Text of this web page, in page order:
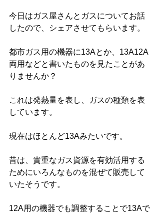
今日はガス屋さんとガスについてお話
したので、シェアさせてもらいます。
都市ガス用の機器に13Aとか、13A12A
両用などと書いたものを見たことがあ
りませんか？
これは発熱量を表し、ガスの種類を表
しています。
現在はほとんど13Aみたいです。
昔は、貴重なガス資源を有効活用する
ためにいろんなものを混ぜて販売して
いたそうです。
12A用の機器でも調整することで13Aで